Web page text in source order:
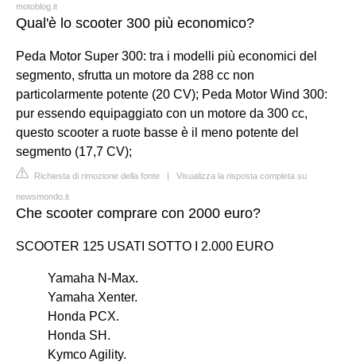
motoblog.it
Qual'è lo scooter 300 più economico?
Peda Motor Super 300: tra i modelli più economici del
segmento, sfrutta un motore da 288 cc non
particolarmente potente (20 CV); Peda Motor Wind 300:
pur essendo equipaggiato con un motore da 300 cc,
questo scooter a ruote basse è il meno potente del
segmento (17,7 CV);
Richiesta di rimozione della fonte | Visualizza la risposta completa su
newsmondo.it
Che scooter comprare con 2000 euro?
SCOOTER 125 USATI SOTTO I 2.000 EURO
Yamaha N-Max.
Yamaha Xenter.
Honda PCX.
Honda SH.
Kymco Agility.